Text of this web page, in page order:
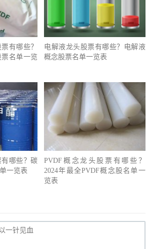
有哪些？
名单一览
电解液龙头股票有哪些？电解液
概念股票名单一览表
哪些？碳
一览表
PVDF概念龙头股票有哪些？
2024年最全PVDF概念股名单一
览表